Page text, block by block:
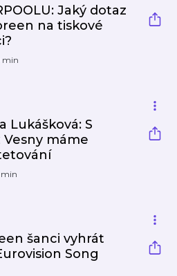
Jaký dotaz
na tiskové
min
Lukášková: S
Vesny máme
šanci vyhrát
Song